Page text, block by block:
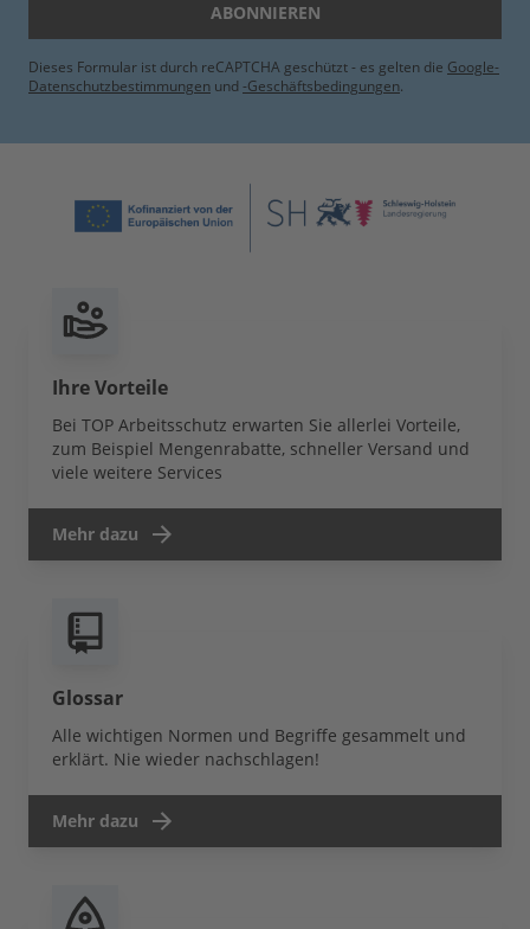
ABONNIEREN
Dieses Formular ist durch reCAPTCHA geschützt - es gelten die Google-
Datenschutzbestimmungen und -Geschäftsbedingungen.
Ihre Vorteile
Bei TOP Arbeitsschutz erwarten Sie allerlei Vorteile,
zum Beispiel Mengenrabatte, schneller Versand und
viele weitere Services
Mehr dazu
Glossar
Alle wichtigen Normen und Begriffe gesammelt und
erklärt. Nie wieder nachschlagen!
Mehr dazu